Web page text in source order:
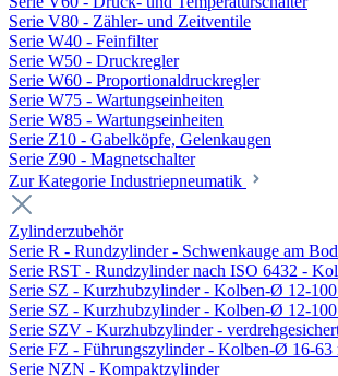
Serie V80 - Zähler- und Zeitventile
Serie W40 - Feinfilter
Serie W50 - Druckregler
Serie W60 - Proportionaldruckregler
Serie W75 - Wartungseinheiten
Serie W85 - Wartungseinheiten
Serie Z10 - Gabelköpfe, Gelenkaugen
Serie Z90 - Magnetschalter
Zur Kategorie Industriepneumatik
Zylinderzubehör
Serie R - Rundzylinder - Schwenkauge am
Serie RST - Rundzylinder nach ISO 6432 -
Serie SZ - Kurzhubzylinder - Kolben-Ø 12-
Serie SZ - Kurzhubzylinder - Kolben-Ø 12-100
Serie SZV - Kurzhubzylinder -
Serie FZ - Führungszylinder - Kolben-Ø 16-63
Serie NZN - Kompaktzylinder